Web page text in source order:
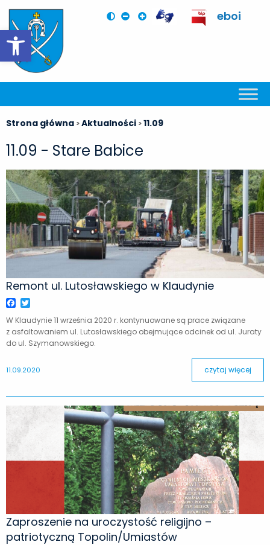
Otwórz pasek narzędzi
eboi
Strona główna >Aktualności >11.09
11.09 - Stare Babice
Remont ul. Lutosławskiego w Klaudynie
Facebook
W Klaudynie 11 września 2020 r. kontynuowane są prace związane
z asfaltowaniem ul. Lutosławskiego obejmujące odcinek od ul. Juraty
do ul. Szymanowskiego.
11.09.2020 czytaj więcej
Zaproszenie na uroczystość religijno –
patriotyczną Topolin/Umiastów